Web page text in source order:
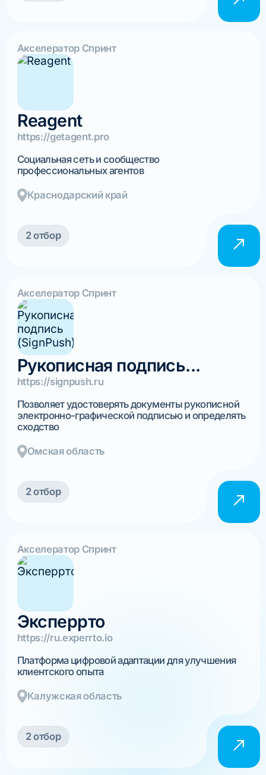
Акселератор Спринт
Reagent
https://getagent.pro
Социальная сеть и сообщество
профессиональных агентов
Краснодарский край
2 отбор
Акселератор Спринт
Рукописная подпись...
https://signpush.ru
Позволяет удостоверять документы рукописной
электронно-графической подписью и определять
сходство
Омская область
2 отбор
Акселератор Спринт
Эксперрто
https://ru.experrto.io
Платформа цифровой адаптации для улучшения
клиентского опыта
Калужская область
2 отбор